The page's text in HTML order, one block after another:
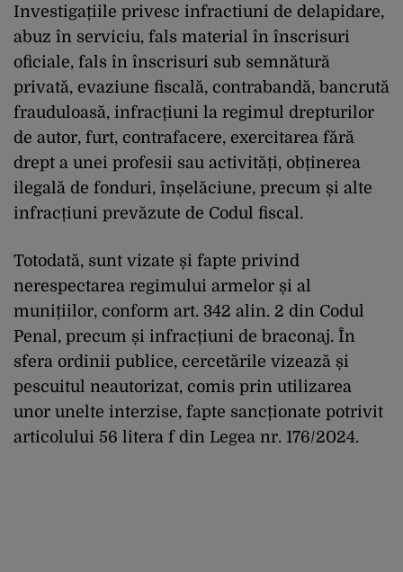
Investigațiile privesc infractiuni de delapidare,
abuz în serviciu, fals material în înscrisuri
oficiale, fals în înscrisuri sub semnătură
privată, evaziune fiscală, contrabandă, bancrută
frauduloasă, infracțiuni la regimul drepturilor
de autor, furt, contrafacere, exercitarea fără
drept a unei profesii sau activități, obținerea
ilegală de fonduri, înșelăciune, precum și alte
infracțiuni prevăzute de Codul fiscal.
Totodată, sunt vizate și fapte privind
nerespectarea regimului armelor și al
munițiilor, conform art. 342 alin. 2 din Codul
Penal, precum și infracțiuni de braconaj. În
sfera ordinii publice, cercetările vizează și
pescuitul neautorizat, comis prin utilizarea
unor unelte interzise, fapte sancționate potrivit
articolului 56 litera f din Legea nr. 176/2024.